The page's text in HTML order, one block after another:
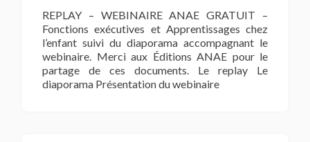
REPLAY – WEBINAIRE ANAE GRATUIT –
Fonctions exécutives et Apprentissages chez
l’enfant suivi du diaporama accompagnant le
webinaire. Merci aux Éditions ANAE pour le
partage de ces documents. Le replay Le
diaporama Présentation du webinaire